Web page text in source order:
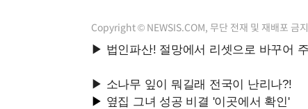
Copyright © NEWSIS.COM, 무단 전재 및 재배포 금지